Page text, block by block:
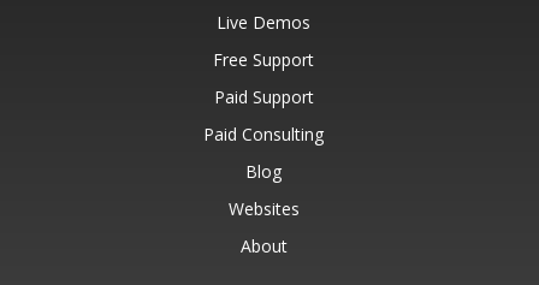
Live Demos
Free Support
Paid Support
Paid Consulting
Blog
Websites
About